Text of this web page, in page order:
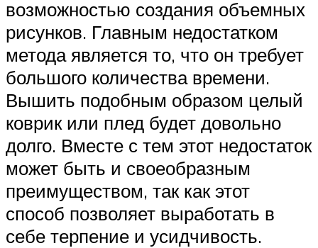
возможностью создания объемных
рисунков. Главным недостатком
метода является то, что он требует
большого количества времени.
Вышить подобным образом целый
коврик или плед будет довольно
долго. Вместе с тем этот недостаток
может быть и своеобразным
преимуществом, так как этот
способ позволяет выработать в
себе терпение и усидчивость.